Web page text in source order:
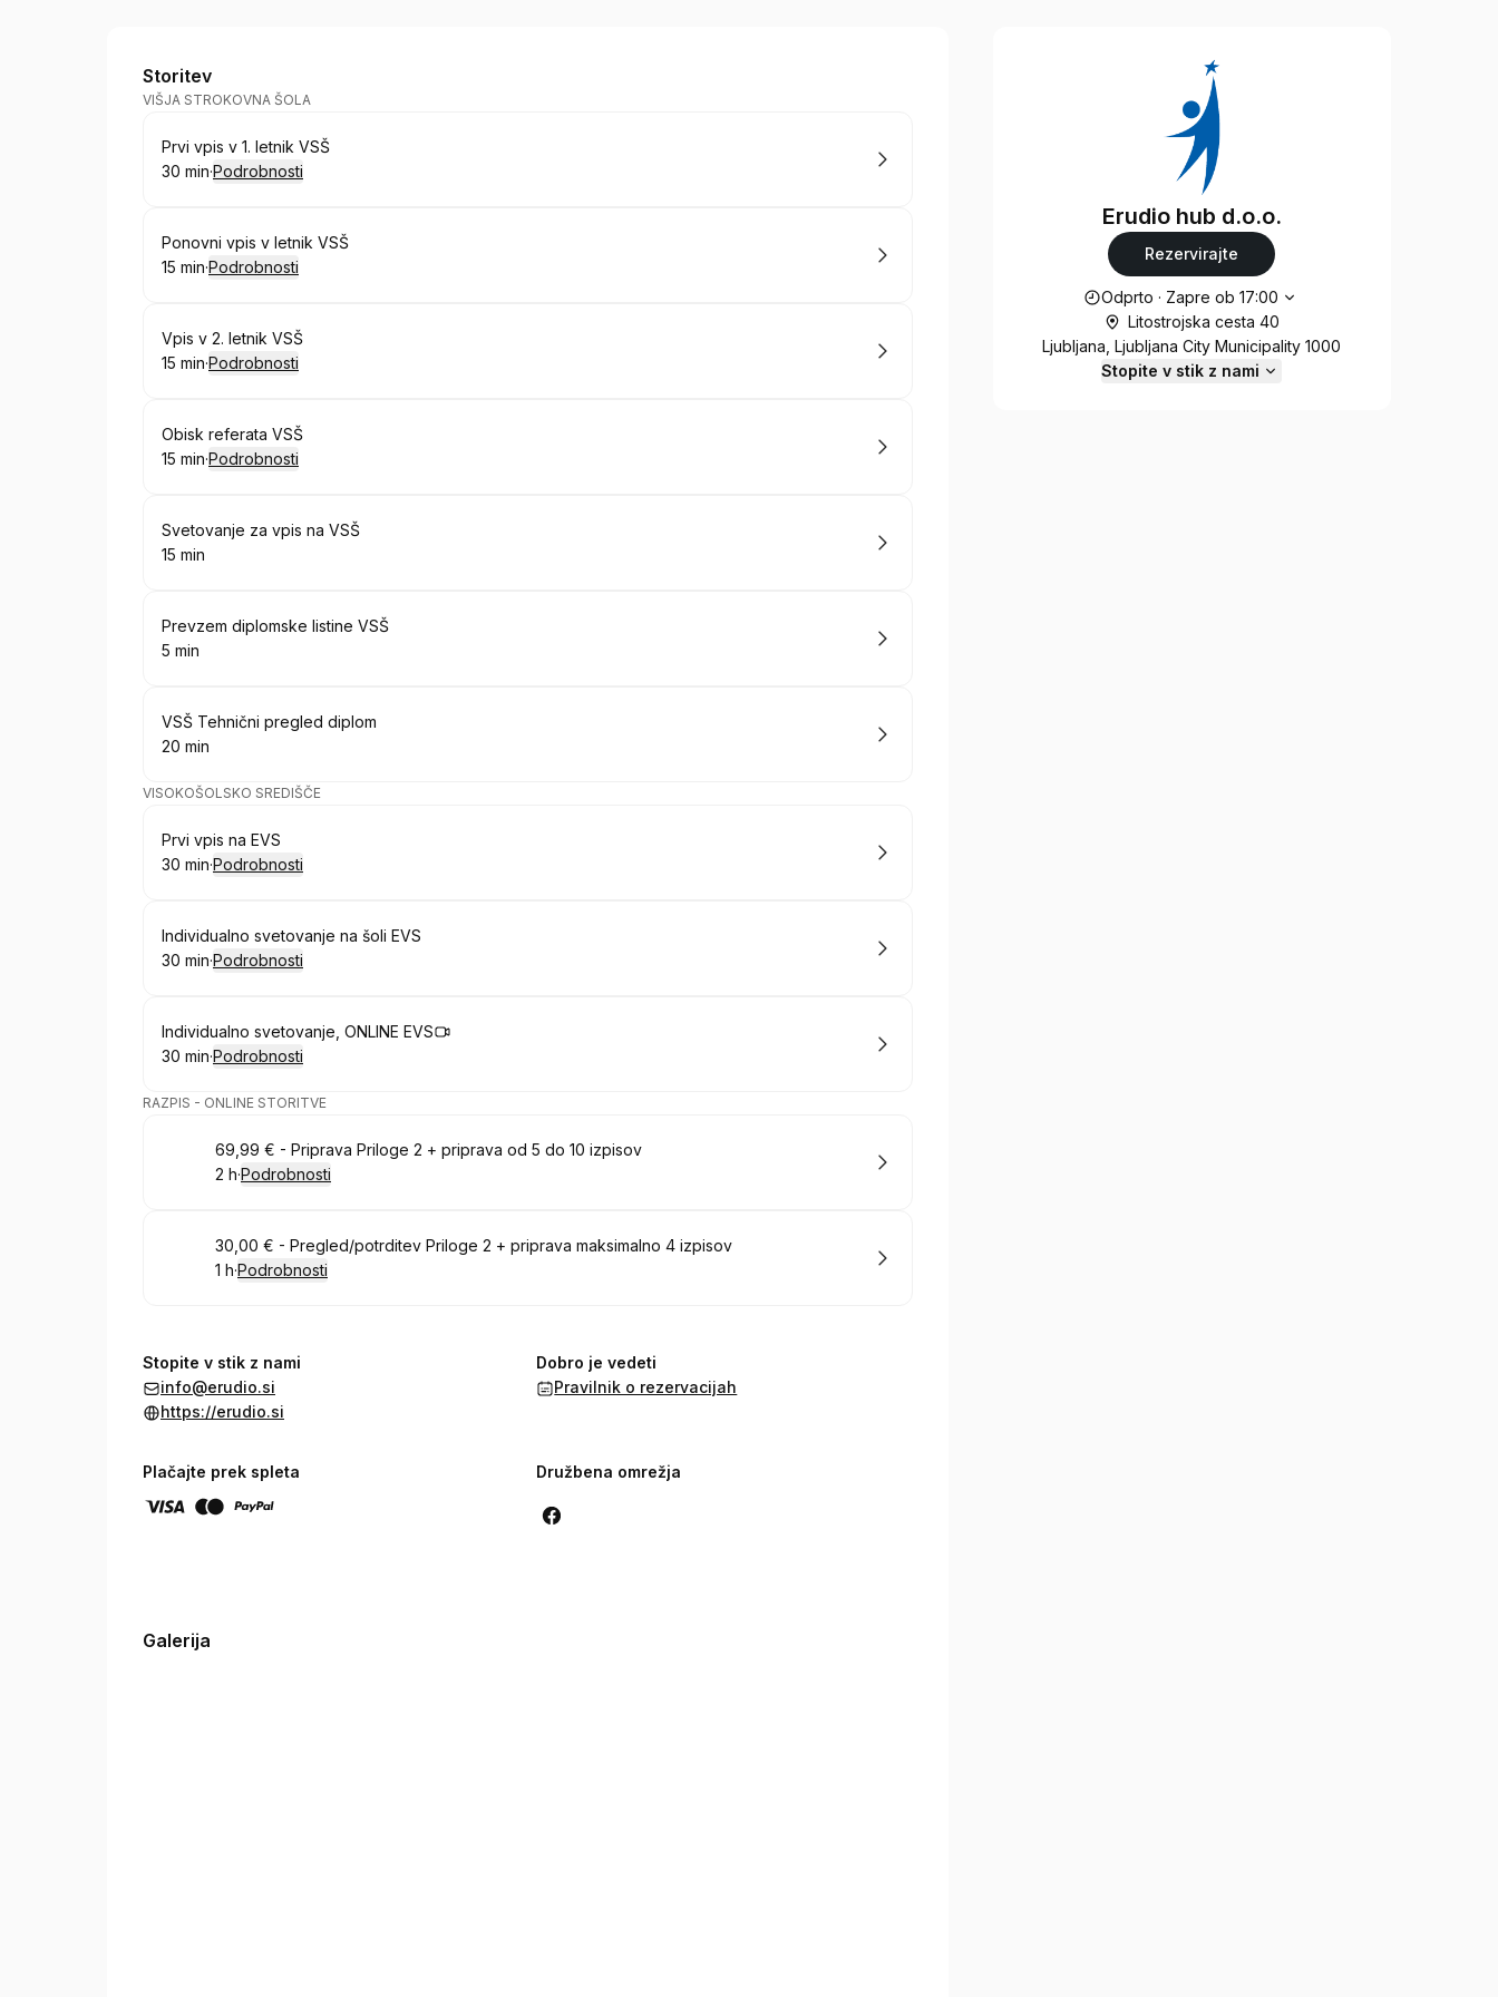
Erudio hub d.o.o.
Storitev
VIŠJA STROKOVNA ŠOLA
Rezervirajte
Prvi vpis v 1. letnik VSŠ
.Trajanje:
30 min·Podrobnosti
Rezervirajte
Ponovni vpis v letnik VSŠ
.Trajanje:
15 min·Podrobnosti
Rezervirajte
Vpis v 2. letnik VSŠ
.Trajanje:
15 min·Podrobnosti
Rezervirajte
Obisk referata VSŠ
.Trajanje:
15 min·Podrobnosti
Rezervirajte
Svetovanje za vpis na VSŠ
.Trajanje
15 min
Rezervirajte
Prevzem diplomske listine VSŠ
. Trajanje
5 min
Rezervirajte
VSŠ Tehnični pregled diplom
.Trajanje
20 min
VISOKOŠOLSKO SREDIŠČE
Rezervirajte
Prvi vpis na EVS
.Trajanje:
30 min·Podrobnosti
Rezervirajte
Individualno svetovanje na šoli EVS
.Trajanje:
30 min·Podrobnosti
Rezervirajte
Individualno svetovanje, ONLINE EVS
.Trajanje:
30 min·Podrobnosti
RAZPIS - ONLINE STORITVE
Rezervirajte
69,99 € - Priprava Priloge 2 + priprava od 5 do 10 izpisov
. Trajanje:
2 h·Podrobnosti
Rezervirajte
30,00 € - Pregled/potrditev Priloge 2 + priprava maksimalno 4 izpisov
. Trajanje:
1 h·Podrobnosti
Stopite v stik z nami
info@erudio.si
https://erudio.si
Dobro je vedeti
Pravilnik o rezervacijah
Plačajte prek spleta Družbena omrežja
Galerija
Erudio hub d.o.o.
Rezervirajte
Delovni čas
Odprto · Zapre ob 17:00
Litostrojska cesta 40
Ljubljana, Ljubljana City Municipality 1000
Stopite v stik z nami